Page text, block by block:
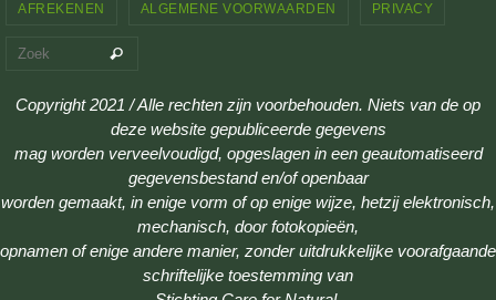
AFREKENEN ALGEMENE VOORWAARDEN PRIVACY
Zoek
Copyright 2021 / Alle rechten zijn voorbehouden. Niets van de op
deze website gepubliceerde gegevens
mag worden verveelvoudigd, opgeslagen in een geautomatiseerd
gegevensbestand en/of openbaar
worden gemaakt, in enige vorm of op enige wijze, hetzij elektronisch,
mechanisch, door fotokopieën,
opnamen of enige andere manier, zonder uitdrukkelijke voorafgaande
schriftelijke toestemming van